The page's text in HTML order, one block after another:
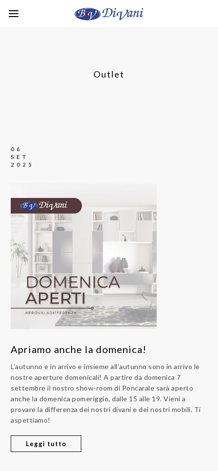
Outlet
06
SET
2025
Apriamo anche la domenica!
L’autunno e in arrivo e insieme all’autunno sono in arrivo le
nostre aperture domenicali! A partire da domenica 7
settembre il nostro show-room di Poncarale sarà aperto
anche la domenica pomeriggio, dalle 15 alle 19. Vieni a
provare la differenza dei nostri divani e dei nostri mobili. Ti
aspettiamo!
Leggi tutto